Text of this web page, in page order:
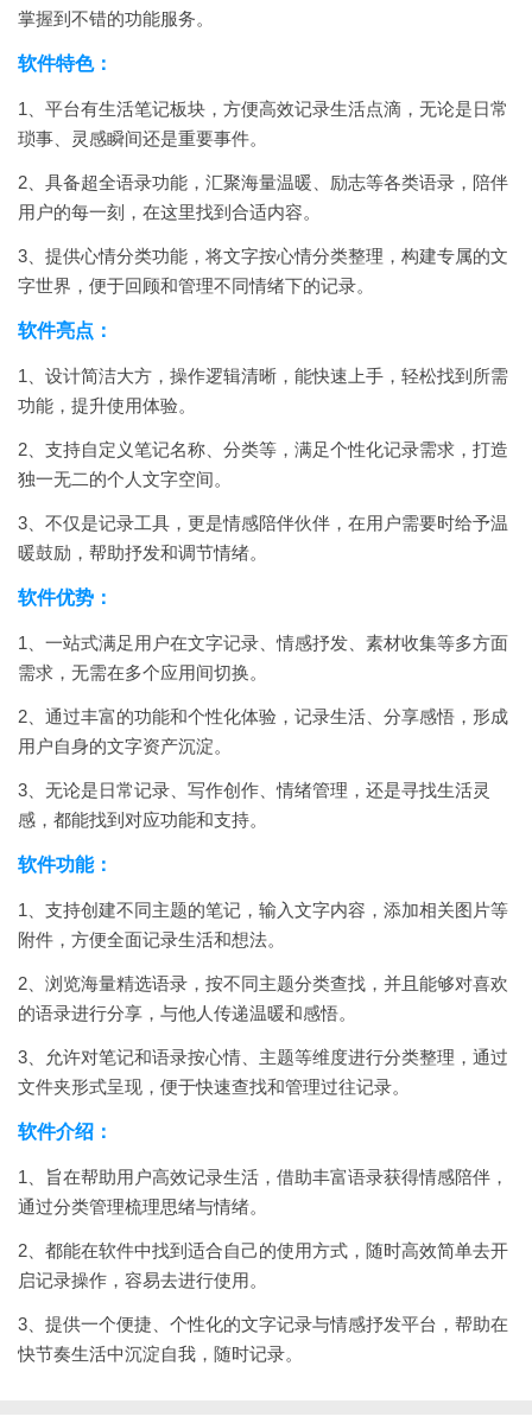
掌握到不错的功能服务。
软件特色：
1、平台有生活笔记板块，方便高效记录生活点滴，无论是日常
琐事、灵感瞬间还是重要事件。
2、具备超全语录功能，汇聚海量温暖、励志等各类语录，陪伴
用户的每一刻，在这里找到合适内容。
3、提供心情分类功能，将文字按心情分类整理，构建专属的文
字世界，便于回顾和管理不同情绪下的记录。
软件亮点：
1、设计简洁大方，操作逻辑清晰，能快速上手，轻松找到所需
功能，提升使用体验。
2、支持自定义笔记名称、分类等，满足个性化记录需求，打造
独一无二的个人文字空间。
3、不仅是记录工具，更是情感陪伴伙伴，在用户需要时给予温
暖鼓励，帮助抒发和调节情绪。
软件优势：
1、一站式满足用户在文字记录、情感抒发、素材收集等多方面
需求，无需在多个应用间切换。
2、通过丰富的功能和个性化体验，记录生活、分享感悟，形成
用户自身的文字资产沉淀。
3、无论是日常记录、写作创作、情绪管理，还是寻找生活灵
感，都能找到对应功能和支持。
软件功能：
1、支持创建不同主题的笔记，输入文字内容，添加相关图片等
附件，方便全面记录生活和想法。
2、浏览海量精选语录，按不同主题分类查找，并且能够对喜欢
的语录进行分享，与他人传递温暖和感悟。
3、允许对笔记和语录按心情、主题等维度进行分类整理，通过
文件夹形式呈现，便于快速查找和管理过往记录。
软件介绍：
1、旨在帮助用户高效记录生活，借助丰富语录获得情感陪伴，
通过分类管理梳理思绪与情绪。
2、都能在软件中找到适合自己的使用方式，随时高效简单去开
启记录操作，容易去进行使用。
3、提供一个便捷、个性化的文字记录与情感抒发平台，帮助在
快节奏生活中沉淀自我，随时记录。